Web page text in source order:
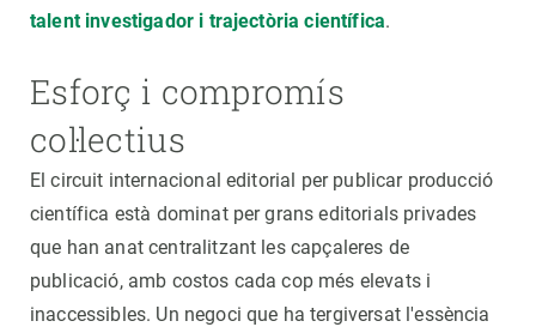
talent investigador i trajectòria científica.
Esforç i compromís
col·lectius
El circuit internacional editorial per publicar producció
científica està dominat per grans editorials privades
que han anat centralitzant les capçaleres de
publicació, amb costos cada cop més elevats i
inaccessibles. Un negoci que ha tergiversat l'essència